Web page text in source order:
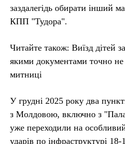
заздалегідь обирати інший
КПП "Тудора".
Читайте також: Виїзд дітей
якими документами точно не
митниці
У грудні 2025 року два
з Молдовою, включно з
уже переходили на
ударів по інфраструктурі 18-